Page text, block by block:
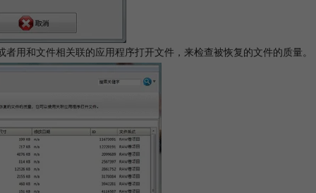
用和文件相关联的应用程序打开文件，来检查被恢复的文件的质量。